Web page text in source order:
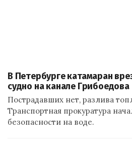
В Петербурге катамаран
судно на канале Грибоедова
Пострадавших нет, разлива
Транспортная прокуратура
безопасности на воде.